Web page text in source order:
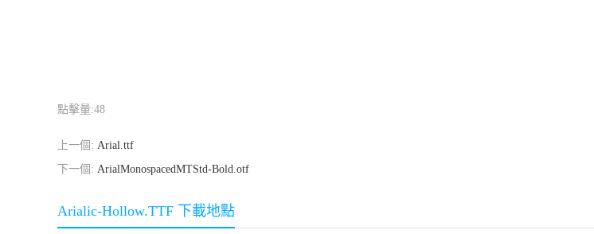
點擊量:48
上一個: Arial.ttf
下一個: ArialMonospacedMTStd-Bold.otf
Arialic-Hollow.TTF 下載地點